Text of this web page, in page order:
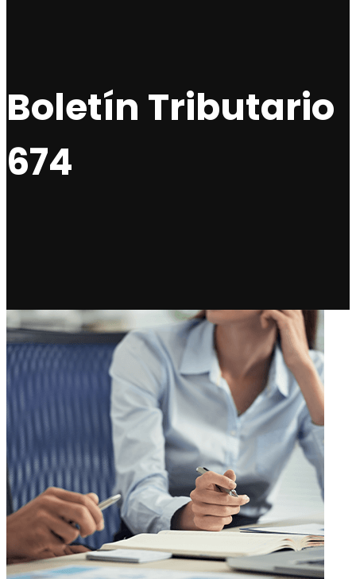
Boletín Tributario
674